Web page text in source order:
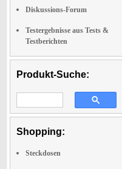
Diskussions-Forum
Testergebnisse aus Tests &
Testberichten
Produkt-Suche:
Shopping:
Steckdosen